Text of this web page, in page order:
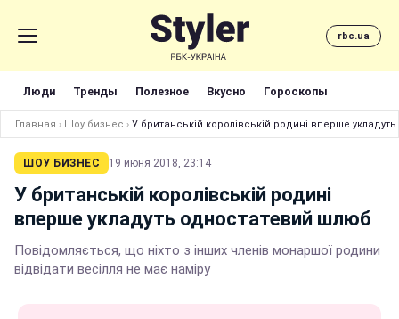
rbc.ua
Люди Тренды Полезное Вкусно Гороскопы
Главная › Шоу бизнес › У британській королівській родині вперше
ШОУ БИЗНЕС 19 июня 2018, 23:14
У британській королівській родині
вперше укладуть одностатевий шлюб
Повідомляється, що ніхто з інших членів монаршої родини
відвідати весілля не має наміру